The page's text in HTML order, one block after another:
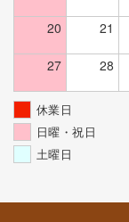
20 21
27 28
休業日
日曜・祝日
土曜日